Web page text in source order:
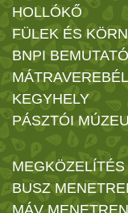
HOLLÓKŐ
FÜLEK ÉS
BNPI
KEGYHELY
PÁSZTÓI
MEGKÖZELÍTÉS
BUSZ